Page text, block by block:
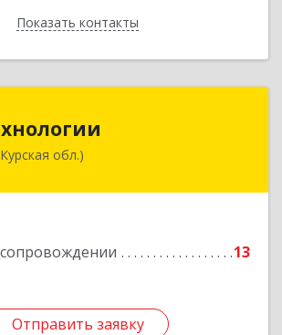
Показать контакты
Назад
обл.)
13
Отправить заявку
Курская обл, Железногорский р-н,
Подробнее
Отправить заявку